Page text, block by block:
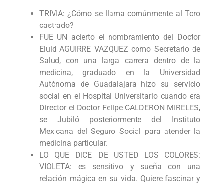
TRIVIA: ¿Cómo se llama comúnmente al Toro
castrado?
FUE UN acierto el nombramiento del Doctor
Eluid AGUIRRE VAZQUEZ como Secretario de
Salud, con una larga carrera dentro de la
medicina, graduado en la Universidad
Autónoma de Guadalajara hizo su servicio
social en el Hospital Universitario cuando era
Director el Doctor Felipe CALDERON MIRELES,
se Jubiló posteriormente del Instituto
Mexicana del Seguro Social para atender la
medicina particular.
LO QUE DICE DE USTED LOS COLORES:
VIOLETA: es sensitivo y sueña con una
relación mágica en su vida. Quiere fascinar y